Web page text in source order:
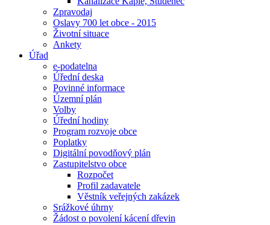
Zpravodaj
Oslavy 700 let obce - 2015
Životní situace
Ankety
Úřad
e-podatelna
Úřední deska
Povinné informace
Územní plán
Volby
Úřední hodiny
Program rozvoje obce
Poplatky
Digitální povodňový plán
Zastupitelstvo obce
Rozpočet
Profil zadavatele
Věstník veřejných zakázek
Srážkové úhrny
Žádost o povolení kácení dřevin